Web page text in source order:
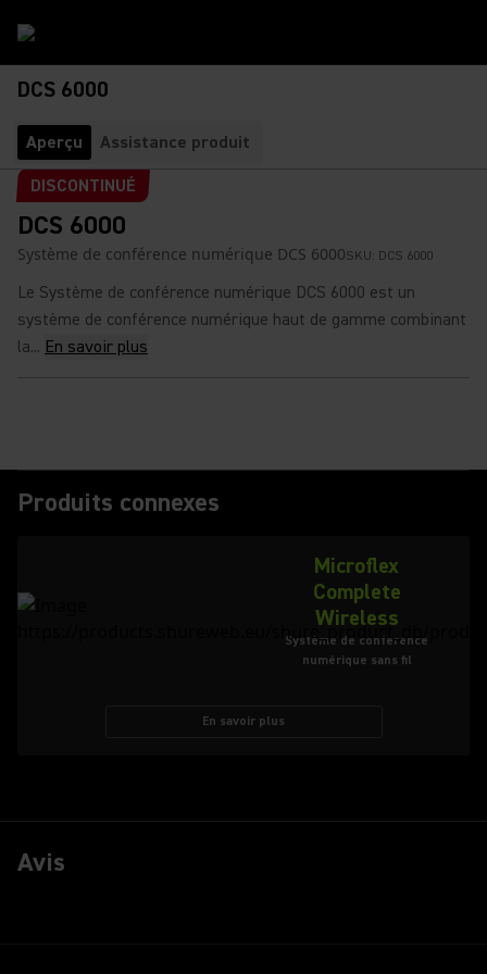
DCS 6000
Aperçu
Assistance produit
DISCONTINUÉ
DCS 6000
Système de conférence numérique DCS 6000SKU: DCS 6000
Le Système de conférence numérique DCS 6000 est un
système de conférence numérique haut de gamme combinant
la... En savoir plus
Produits connexes
Microflex
Complete
Wireless
Système de conférence
numérique sans fil
En savoir plus
Avis